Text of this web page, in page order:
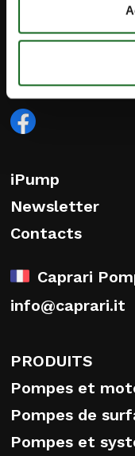
iPump
Newsletter
Contacts
Caprari
info@caprari.it
PRODUITS
Pompes et
Pompes de
Pompes et